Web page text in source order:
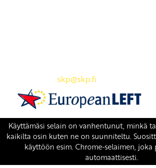
skp@skp.fi
SKP on Euroopan
european-left.org
european-left.org/manifesto/